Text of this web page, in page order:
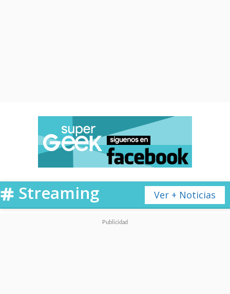
Ver + Noticias
Streaming